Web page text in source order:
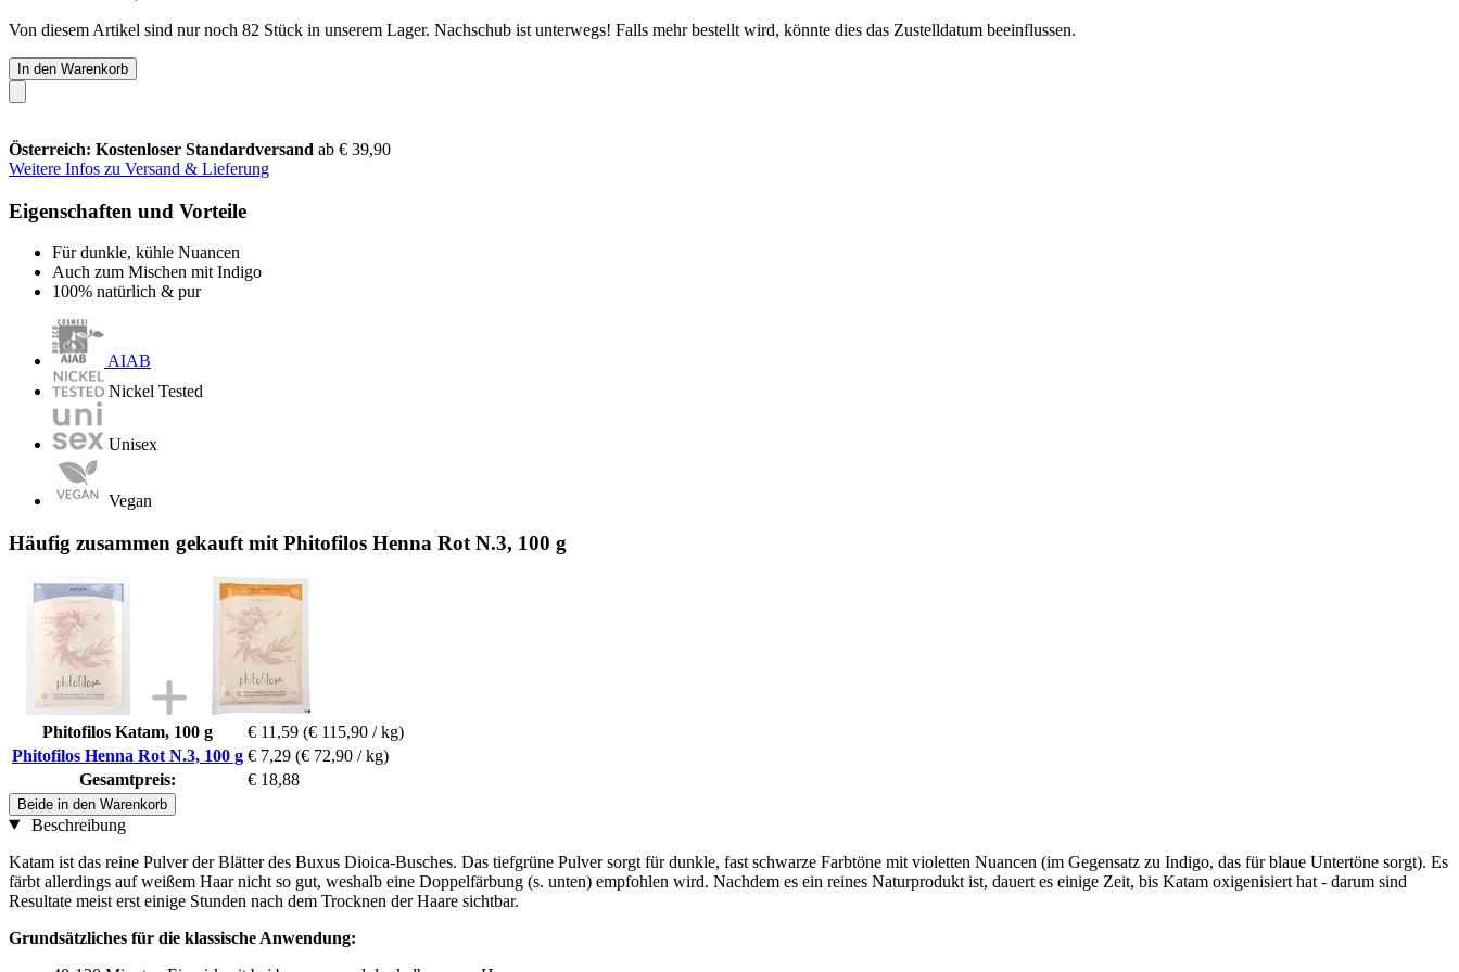
Von diesem Artikel sind nur noch 82 Stück in unserem Lager. Nachschub ist unterwegs! Falls mehr bestellt wird, könnte dies das Zustelldatum beeinflussen.
In den Warenkorb
Österreich: Kostenloser Standardversand ab € 39,90
Weitere Infos zu Versand & Lieferung
Eigenschaften und Vorteile
Für dunkle, kühle Nuancen
Auch zum Mischen mit Indigo
100% natürlich & pur
AIAB
Nickel Tested
Unisex
Vegan
Häufig zusammen gekauft mit Phitofilos Henna Rot N.3, 100 g
Phitofilos Katam, 100 g € 11,59 (€ 115,90 / kg)
Phitofilos Henna Rot N.3, 100 g € 7,29 (€ 72,90 / kg)
Gesamtpreis:
€ 18,88
Beide in den Warenkorb
Beschreibung
Katam ist das reine Pulver der Blätter des Buxus Dioica-Busches. Das tiefgrüne Pulver sorgt für dunkle, fast schwarze Farbtöne mit violetten Nuancen (im Gegensatz zu Indigo, das für blaue Untertöne sorgt). Es
färbt allerdings auf weißem Haar nicht so gut, weshalb eine Doppelfärbung (s. unten) empfohlen wird. Nachdem es ein reines Naturprodukt ist, dauert es einige Zeit, bis Katam oxigenisiert hat - darum sind
Resultate meist erst einige Stunden nach dem Trocknen der Haare sichtbar.
Grundsätzliches für die klassische Anwendung: